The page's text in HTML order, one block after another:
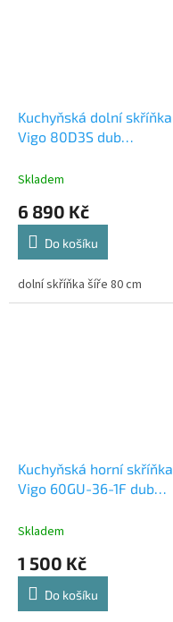
Kuchyňská dolní skříňka
Vigo 80D3S dub
Skladem
6 890 Kč
Do košíku
dolní skříňka šíře 80 cm
Kuchyňská horní skříňka
Vigo 60GU-36-1F dub
Skladem
1 500 Kč
Do košíku